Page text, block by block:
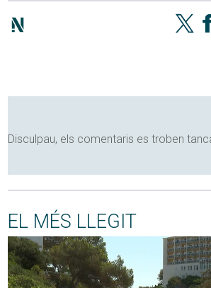
Disculpau, els comentaris es troben
EL MÉS LLEGIT